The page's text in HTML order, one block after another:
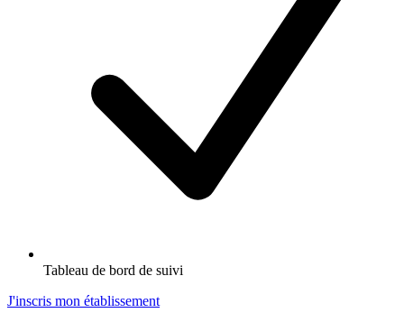
Tableau de bord de suivi
J'inscris mon établissement